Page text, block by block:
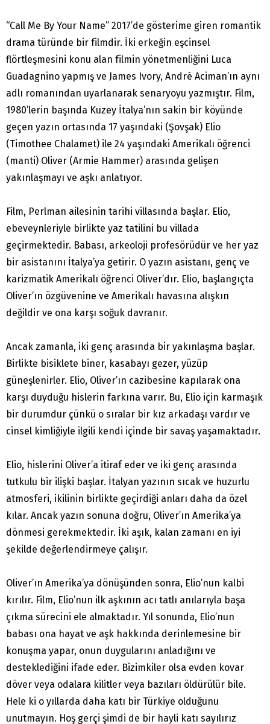
“Call Me By Your Name” 2017’de gösterime giren romantik
drama türünde bir filmdir. İki erkeğin eşcinsel
flörtleşmesini konu alan filmin yönetmenliğini Luca
Guadagnino yapmış ve James Ivory, André Aciman’ın aynı
adlı romanından uyarlanarak senaryoyu yazmıştır. Film,
1980’lerin başında Kuzey İtalya’nın sakin bir köyünde
geçen yazın ortasında 17 yaşındaki (Şovşak) Elio
(Timothee Chalamet) ile 24 yaşındaki Amerikalı öğrenci
(manti) Oliver (Armie Hammer) arasında gelişen
yakınlaşmayı ve aşkı anlatıyor.
Film, Perlman ailesinin tarihi villasında başlar. Elio,
ebeveynleriyle birlikte yaz tatilini bu villada
geçirmektedir. Babası, arkeoloji profesörüdür ve her yaz
bir asistanını İtalya’ya getirir. O yazın asistanı, genç ve
karizmatik Amerikalı öğrenci Oliver’dır. Elio, başlangıçta
Oliver’ın özgüvenine ve Amerikalı havasına alışkın
değildir ve ona karşı soğuk davranır.
Ancak zamanla, iki genç arasında bir yakınlaşma başlar.
Birlikte bisiklete biner, kasabayı gezer, yüzüp
güneşlenirler. Elio, Oliver’ın cazibesine kapılarak ona
karşı duyduğu hislerin farkına varır. Bu, Elio için karmaşık
bir durumdur çünkü o sıralar bir kız arkadaşı vardır ve
cinsel kimliğiyle ilgili kendi içinde bir savaş yaşamaktadır.
Elio, hislerini Oliver’a itiraf eder ve iki genç arasında
tutkulu bir ilişki başlar. İtalyan yazının sıcak ve huzurlu
atmosferi, ikilinin birlikte geçirdiği anları daha da özel
kılar. Ancak yazın sonuna doğru, Oliver’ın Amerika’ya
dönmesi gerekmektedir. İki aşık, kalan zamanı en iyi
şekilde değerlendirmeye çalışır.
Oliver’ın Amerika’ya dönüşünden sonra, Elio’nun kalbi
kırılır. Film, Elio’nun ilk aşkının acı tatlı anılarıyla başa
çıkma sürecini ele almaktadır. Yıl sonunda, Elio’nun
babası ona hayat ve aşk hakkında derinlemesine bir
konuşma yapar, onun duygularını anladığını ve
desteklediğini ifade eder. Bizimkiler olsa evden kovar
döver veya odalara kilitler veya bazıları öldürülür bile.
Hele ki o yıllarda daha katı bir Türkiye olduğunu
unutmayın. Hoş gerçi şimdi de bir hayli katı sayılırız